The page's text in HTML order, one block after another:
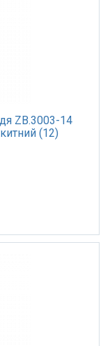
ZB.3003-14
(12)